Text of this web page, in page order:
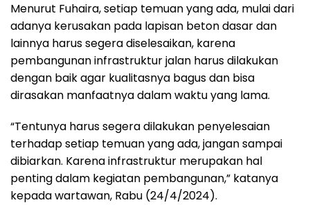
Menurut Fuhaira, setiap temuan yang ada, mulai dari
adanya kerusakan pada lapisan beton dasar dan
lainnya harus segera diselesaikan, karena
pembangunan infrastruktur jalan harus dilakukan
dengan baik agar kualitasnya bagus dan bisa
dirasakan manfaatnya dalam waktu yang lama.
“Tentunya harus segera dilakukan penyelesaian
terhadap setiap temuan yang ada, jangan sampai
dibiarkan. Karena infrastruktur merupakan hal
penting dalam kegiatan pembangunan,” katanya
kepada wartawan, Rabu (24/4/2024).